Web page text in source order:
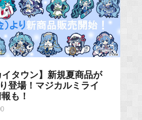
イタウン】新規夏商品が
登場！マジカルミライ
も！